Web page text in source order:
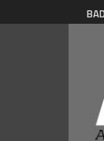
Hoppa till